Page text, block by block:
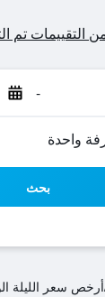
-
بحث
أرخص سعر الليلة